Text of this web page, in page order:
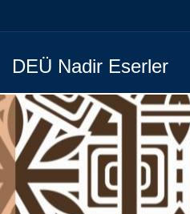
DEÜ Nadir Eserler